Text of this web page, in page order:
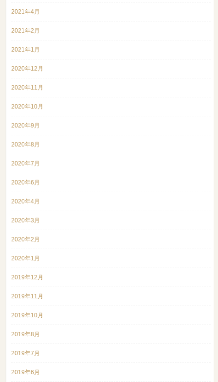
2021年4月
2021年2月
2021年1月
2020年12月
2020年11月
2020年10月
2020年9月
2020年8月
2020年7月
2020年6月
2020年4月
2020年3月
2020年2月
2020年1月
2019年12月
2019年11月
2019年10月
2019年8月
2019年7月
2019年6月